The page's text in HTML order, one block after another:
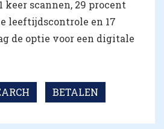
scannen, 29 procent
leeftijdscontrole en 17
de optie voor een digitale
BETALEN